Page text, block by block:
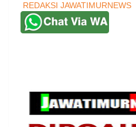
REDAKSI JAWATIMURNEWS